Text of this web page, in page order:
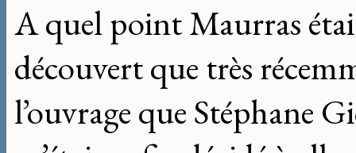
A quel point Maurras
découvert que très
l’ouvrage que Stéphane